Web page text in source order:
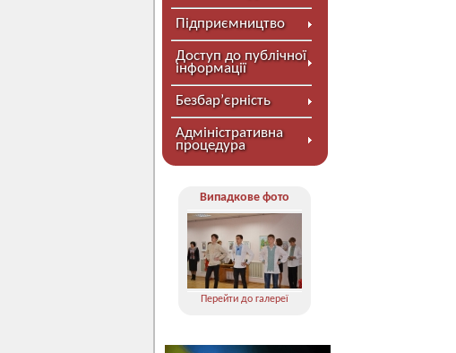
Підприємництво
Доступ до публічної
інформації
Безбар’єрність
Адміністративна
процедура
Випадкове фото
Перейти до галереї